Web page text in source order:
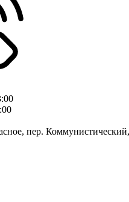
пер.